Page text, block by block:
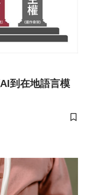
到在地語言模
儲